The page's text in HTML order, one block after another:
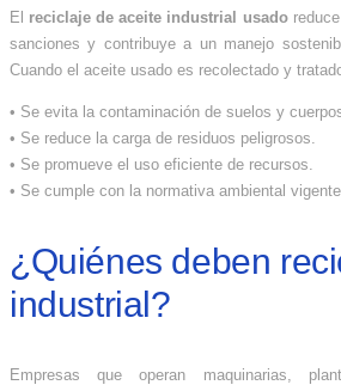
El reciclaje de aceite industrial usadoreduce
sanciones y contribuye a un manejo
Cuando el aceite usado es recolectado y
• Se evita la contaminación de suelos y
• Se reduce la carga de residuos peligrosos.
• Se promueve el uso eficiente de recursos.
• Se cumple con la normativa ambiental
¿Quiénes deben
industrial?
Empresas que operan maquinarias,